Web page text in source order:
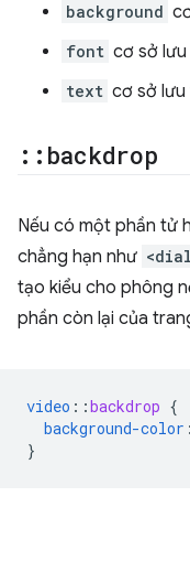
background
font cơ sở
text cơ sở lưu
:: backdrop
Nếu có một phần tử
chẳng hạn như
tạo kiểu cho phông
phần còn lại của
video ::backdrop {
background-color :
}